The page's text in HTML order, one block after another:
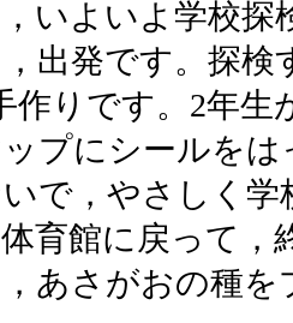
いよいよ学校探
出発です。探
作りです。2年
プにシールを
で，やさしく
育館に戻って，
あさがおの種